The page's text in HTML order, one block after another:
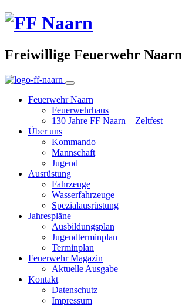
Freiwillige Feuerwehr Naarn
Feuerwehr Naarn
Feuerwehrhaus
130 Jahre FF Naarn – Zeltfest
Über uns
Kommando
Mannschaft
Jugend
Ausrüstung
Fahrzeuge
Wasserfahrzeuge
Spezialausrüstung
Jahrespläne
Ausbildungsplan
Jugendterminplan
Terminplan
Feuerwehr Magazin
Aktuelle Ausgabe
Kontakt
Datenschutz
Impressum